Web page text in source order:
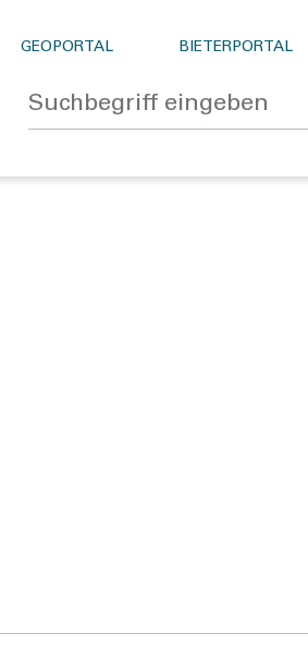
GEOPORTAL BIETERPORTAL